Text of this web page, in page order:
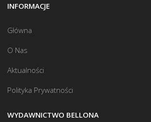
INFORMACJE
Główna
O Nas
Aktualności
Polityka Prywatności
WYDAWNICTWO BELLONA